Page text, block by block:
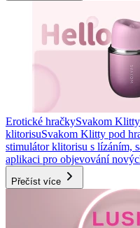
Erotické hračkySvakom
klitorisuSvakom Klitty pod
stimulátor klitorisu s lízáním,
aplikaci pro objevování
Přečíst více